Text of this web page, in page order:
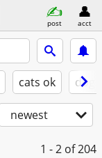
post acct
cats ok
newest
1 - 2 of 204